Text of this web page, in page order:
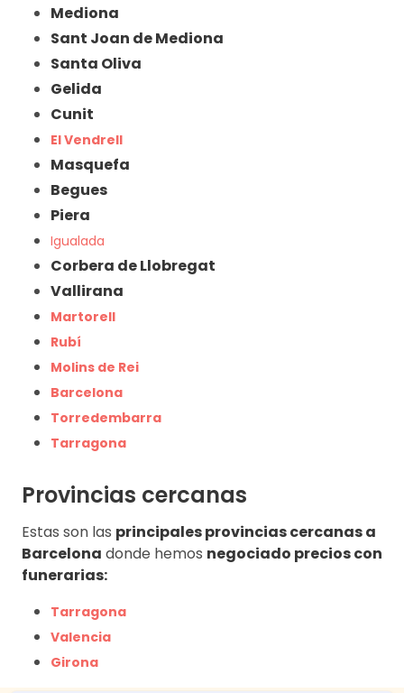
Mediona
Sant Joan de Mediona
Santa Oliva
Gelida
Cunit
El Vendrell
Masquefa
Begues
Piera
Igualada
Corbera de Llobregat
Vallirana
Martorell
Rubí
Molins de Rei
Barcelona
Torredembarra
Tarragona
Provincias cercanas
Estas son las principales provincias cercanas a
Barcelona donde hemos negociado precios con
funerarias:
Tarragona
Valencia
Girona